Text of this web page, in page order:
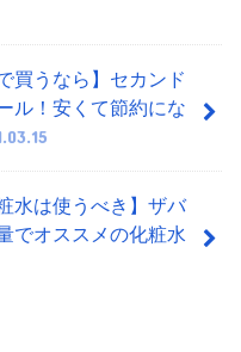
買うなら】セカンド
ル！安くて節約にな
水は使うべき】ザバ
でオススメの化粧水